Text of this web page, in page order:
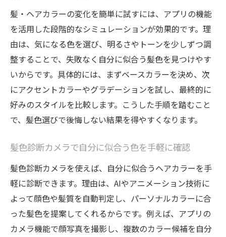
髪・ヘアカラーの変化を簡単に試すには、アプリの機能
を活用した段階的なシミュレーションが効果的です。理
由は、気になる色を選び、明るさやトーンを少しずつ調
整することで、失敗なく自分に似合う髪色を見つけやす
いからです。具体的には、まずベースカラーを決め、次
にアクセントカラーやグラデーションを試し、最終的に
好みのスタイルを比較します。こうした手順を踏むこと
で、髪色選びで後悔しない結果を得やすくなります。
髪色診断カメラで自分に似合う色を手軽に確認
髪色診断カメラを使えば、自分に似合うヘアカラーを手
軽に診断できます。理由は、AIやアニメーション技術に
よって顔色や髪質を自動判定し、パーソナルカラーに合
った髪色を提案してくれるからです。例えば、アプリの
カメラ機能で顔写真を撮影し、複数のカラー候補を自分